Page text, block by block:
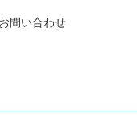
問い合わせ